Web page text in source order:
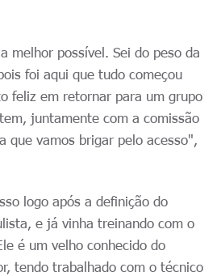
melhor possível. Sei do peso da
foi aqui que tudo começou
feliz em retornar para um grupo
juntamente com a comissão
que vamos brigar pelo acesso",
logo após a definição do
e já vinha treinando com o
é um velho conhecido do
tendo trabalhado com o técnico